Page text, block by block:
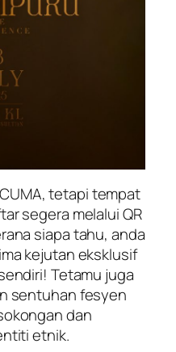
tetapi tempat
segera melalui QR
siapa tahu, anda
kejutan eksklusif
Tetamu juga
sentuhan fesyen
dan
etnik.